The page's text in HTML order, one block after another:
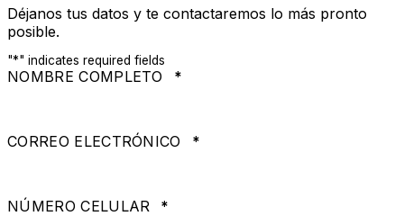
Déjanos tus datos y te contactaremos lo más pronto
posible.
"*" indicates required fields
NOMBRE COMPLETO *
CORREO ELECTRÓNICO *
NÚMERO CELULAR *